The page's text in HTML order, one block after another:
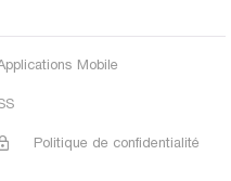
Mobile
Politique de confidentialité